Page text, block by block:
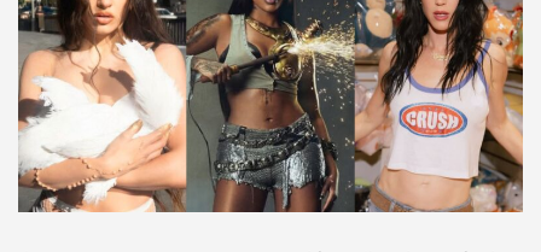
e
M
a
g